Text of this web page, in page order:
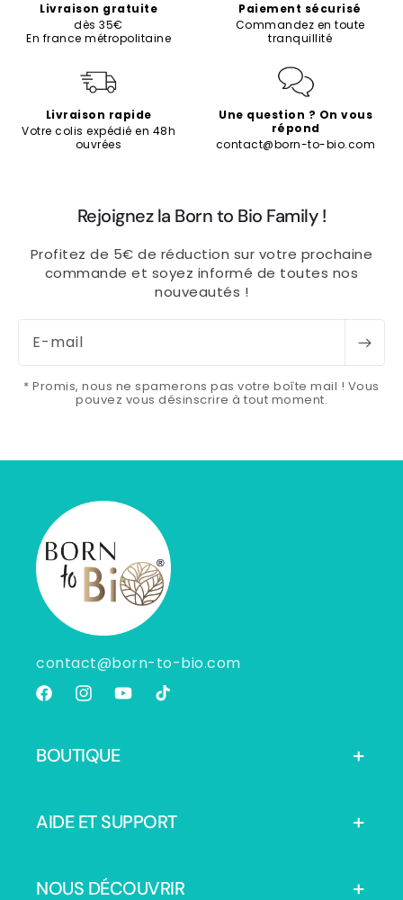
Livraison gratuite
dès 35€
En france métropolitaine
Paiement sécurisé
Commandez en toute
tranquillité
Livraison rapide
Votre colis expédié en 48h
ouvrées
Une question ? On vous
répond
contact@born-to-bio.com
Rejoignez la Born to Bio Family !
Profitez de 5€ de réduction sur votre prochaine
commande et soyez informé de toutes nos
nouveautés !
E-mail
* Promis, nous ne spamerons pas votre boîte mail ! Vous
pouvez vous désinscrire à tout moment.
contact@born-to-bio.com
FacebookInstagramYouTubeTikTok
BOUTIQUE
AIDE ET SUPPORT
NOUS DÉCOUVRIR